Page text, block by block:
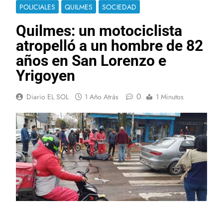
POLICIALES QUILMES SOCIEDAD
Quilmes: un motociclista
atropelló a un hombre de 82
años en San Lorenzo e
Yrigoyen
Diario EL SOL 1 Año Atrás 0 1 Minutos